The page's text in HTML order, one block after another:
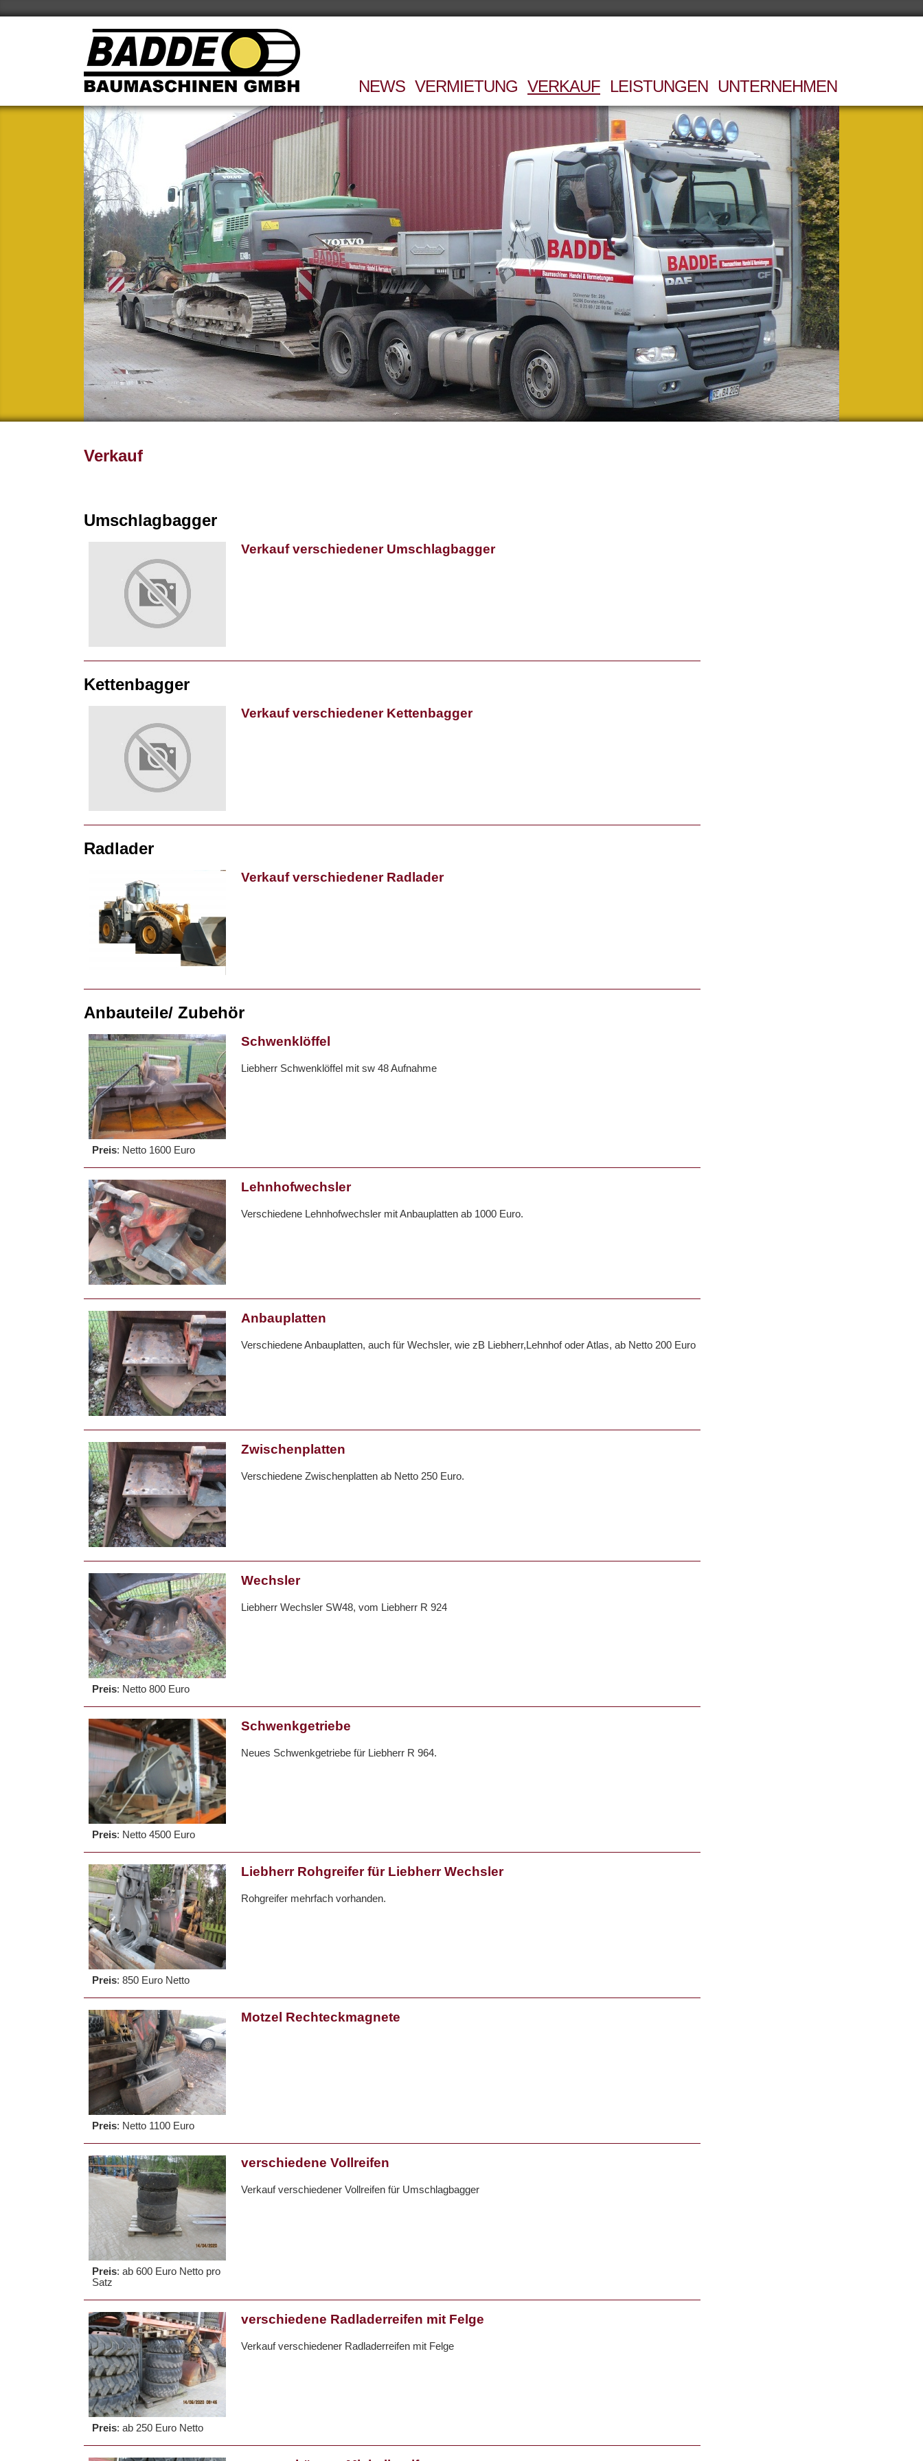
NEWS VERMIETUNG VERKAUF LEISTUNGEN UNTERNEHMEN
Verkauf
Umschlagbagger
Verkauf verschiedener Umschlagbagger
Kettenbagger
Verkauf verschiedener Kettenbagger
Radlader
Verkauf verschiedener Radlader
Anbauteile/ Zubehör
Preis: Netto 1600 Euro
Schwenklöffel
Liebherr Schwenklöffel mit sw 48 Aufnahme
Lehnhofwechsler
Verschiedene Lehnhofwechsler mit Anbauplatten ab 1000 Euro.
Anbauplatten
Verschiedene Anbauplatten, auch für Wechsler, wie zB Liebherr,Lehnhof oder Atlas, ab Netto 200 Euro
Zwischenplatten
Verschiedene Zwischenplatten ab Netto 250 Euro.
Preis: Netto 800 Euro
Wechsler
Liebherr Wechsler SW48, vom Liebherr R 924
Preis: Netto 4500 Euro
Schwenkgetriebe
Neues Schwenkgetriebe für Liebherr R 964.
Preis: 850 Euro Netto
Liebherr Rohgreifer für Liebherr Wechsler
Rohgreifer mehrfach vorhanden.
Preis: Netto 1100 Euro
Motzel Rechteckmagnete
Preis: ab 600 Euro Netto pro
Satz
verschiedene Vollreifen
Verkauf verschiedener Vollreifen für Umschlagbagger
Preis: ab 250 Euro Netto
verschiedene Radladerreifen mit Felge
Verkauf verschiedener Radladerreifen mit Felge